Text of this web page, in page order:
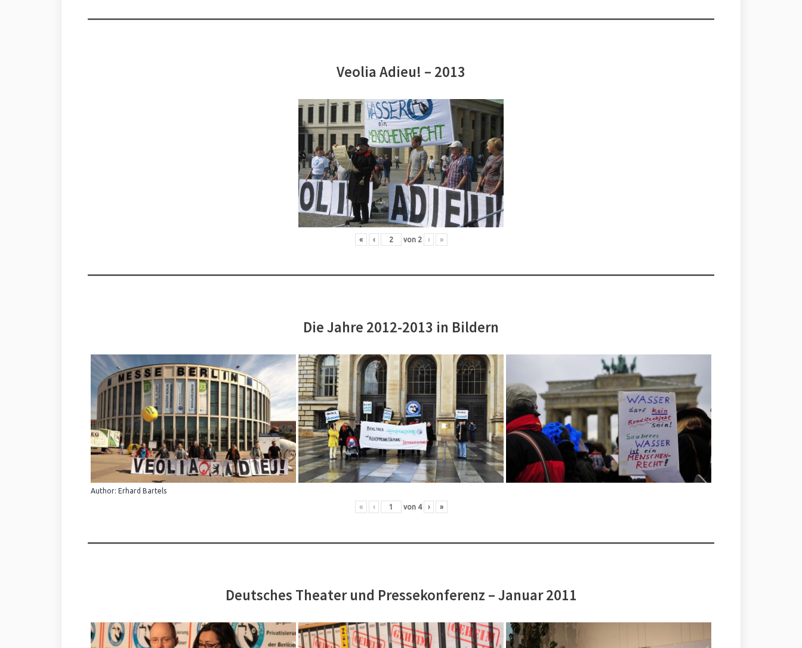
Veolia Adieu! – 2013
« ‹ von 2 › »
Die Jahre 2012-2013 in Bildern
Author: Erhard Bartels
« ‹ von 4 › »
Deutsches Theater und Pressekonferenz – Januar 2011